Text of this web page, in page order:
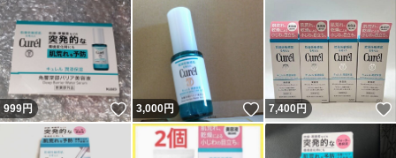
999円 いいね！
3,000円 いいね！
7,400円